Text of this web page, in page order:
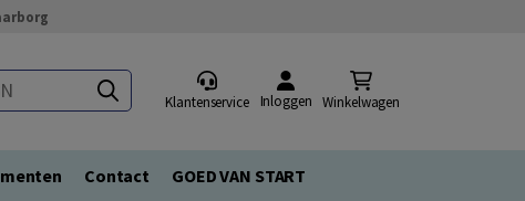
Klantenservice Inloggen Winkelwagen
Contact GOED VAN START